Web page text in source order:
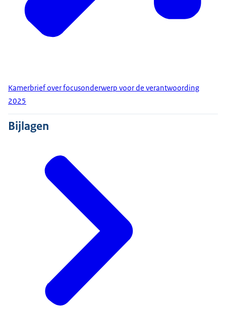
Kamerbrief over focusonderwerp voor de verantwoording
2025
Bijlagen